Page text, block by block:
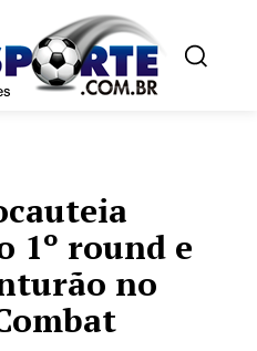
1º round e
no